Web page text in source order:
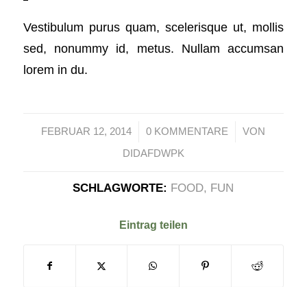
Vestibulum purus quam, scelerisque ut, mollis
sed, nonummy id, metus. Nullam accumsan
lorem in du.
FEBRUAR 12, 2014
/ 0 KOMMENTARE
/
VON
DIDAFDWPK
SCHLAGWORTE: FOOD, FUN
Eintrag teilen